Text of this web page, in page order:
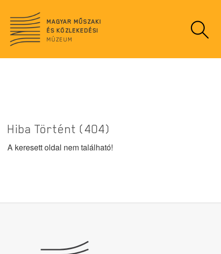
tartalomra
data
MAGYAR MŰSZAKI
ÉS KÖZLEKEDÉSI
MÚZEUM
Hiba Történt (404)
A keresett oldal nem található!